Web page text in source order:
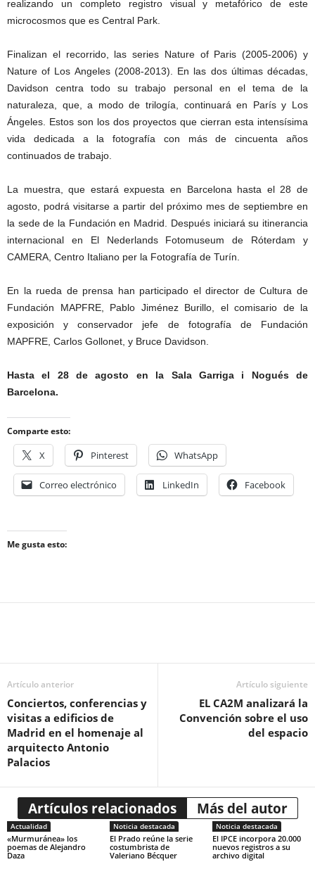
realizando un completo registro visual y metafórico de este
microcosmos que es Central Park.
Finalizan el recorrido, las series Nature of Paris (2005-2006) y
Nature of Los Angeles (2008-2013). En las dos últimas décadas,
Davidson centra todo su trabajo personal en el tema de la
naturaleza, que, a modo de trilogía, continuará en París y Los
Ángeles. Estos son los dos proyectos que cierran esta intensísima
vida dedicada a la fotografía con más de cincuenta años
continuados de trabajo.
La muestra, que estará expuesta en Barcelona hasta el 28 de
agosto, podrá visitarse a partir del próximo mes de septiembre en
la sede de la Fundación en Madrid. Después iniciará su itinerancia
internacional en El Nederlands Fotomuseum de Róterdam y
CAMERA, Centro Italiano per la Fotografía de Turín.
En la rueda de prensa han participado el director de Cultura de
Fundación MAPFRE, Pablo Jiménez Burillo, el comisario de la
exposición y conservador jefe de fotografía de Fundación
MAPFRE, Carlos Gollonet, y Bruce Davidson.
Hasta el 28 de agosto en la Sala Garriga i Nogués de
Barcelona.
Comparte esto:
X Pinterest WhatsApp
Correo electrónico LinkedIn Facebook
Me gusta esto:
Artículo anterior
Conciertos, conferencias y
visitas a edificios de
Madrid en el homenaje al
arquitecto Antonio
Palacios
Artículo siguiente
EL CA2M analizará la
Convención sobre el uso
del espacio
Artículos relacionados Más del autor
Actualidad
«Murmuránea» los
poemas de Alejandro
Daza
Noticia destacada
El Prado reúne la serie
costumbrista de
Valeriano Bécquer
Noticia destacada
El IPCE incorpora 20.000
nuevos registros a su
archivo digital